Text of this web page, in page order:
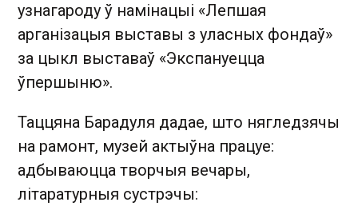
узнагароду ў намінацыі «Лепшая
арганізацыя выставы з уласных фондаў»
за цыкл выставаў «Экспануецца
ўпершыню».
Таццяна Барадуля дадае, што нягледзячы
на рамонт, музей актыўна працуе:
адбываюцца творчыя вечары,
літаратурныя сустрэчы: